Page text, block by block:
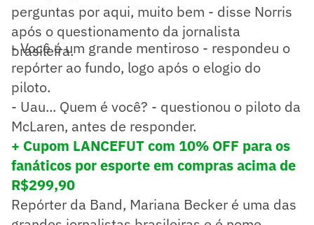
perguntas por aqui, muito bem - disse Norris
após o questionamento da jornalista
brasileira.
- Você é um grande mentiroso - respondeu o
repórter ao fundo, logo após o elogio do
piloto.
- Uau... Quem é você? - questionou o piloto da
McLaren, antes de responder.
+ Cupom LANCEFUT com 10% OFF para os
fanáticos por esporte em compras acima de
R$299,90
Repórter da Band, Mariana Becker é uma das